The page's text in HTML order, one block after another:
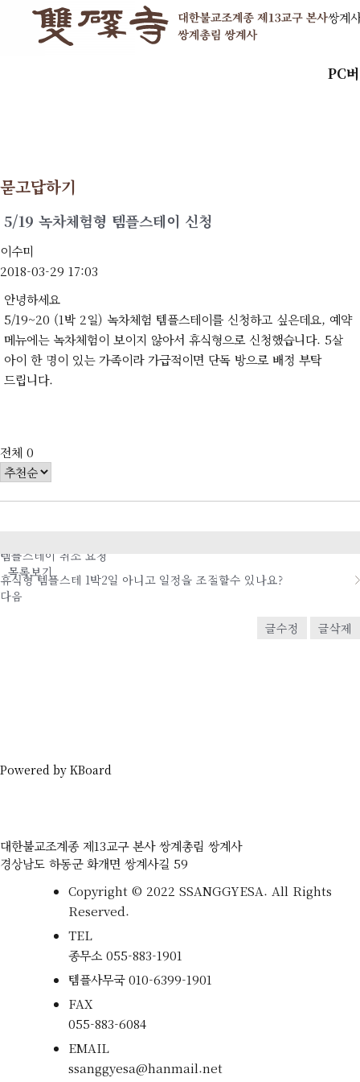
쌍계
PC
묻고답하기
5/19 녹차체험형 템플스테이 신청
이수미
2018-03-29 17:03
안녕하세요
5/19~20 (1박 2일) 녹차체험 템플스테이를 신청하고 싶은데요, 예약
메뉴에는 녹차체험이 보이지 않아서 휴식형으로 신청했습니다. 5살
아이 한 명이 있는 가족이라 가급적이면 단독 방으로 배정 부탁
드립니다.
전체 0
템플스테이 취소 요청
목록보기
휴식형 템플스테 1박2일 아니고 일정을 조절할수 있나요?
다음
글수정 글삭제
Powered by KBoard
대한불교조계종 제13교구 본사 쌍계총림 쌍계사
경상남도 하동군 화개면 쌍계사길 59
Copyright © 2022 SSANGGYESA. All Rights
Reserved.
TEL
종무소055-883-1901
템플사무국010-6399-1901
FAX
055-883-6084
EMAIL
ssanggyesa@hanmail.net